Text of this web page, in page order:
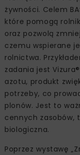
żywności. Celem
które pomogą
oraz pozwolą
czemu wspierane
rolnictwa.
zadania jest
azotu, produkt
potrzeby, co
plonów. Jest to
cennych zasobów,
biologiczna.
Poprzez wystawę